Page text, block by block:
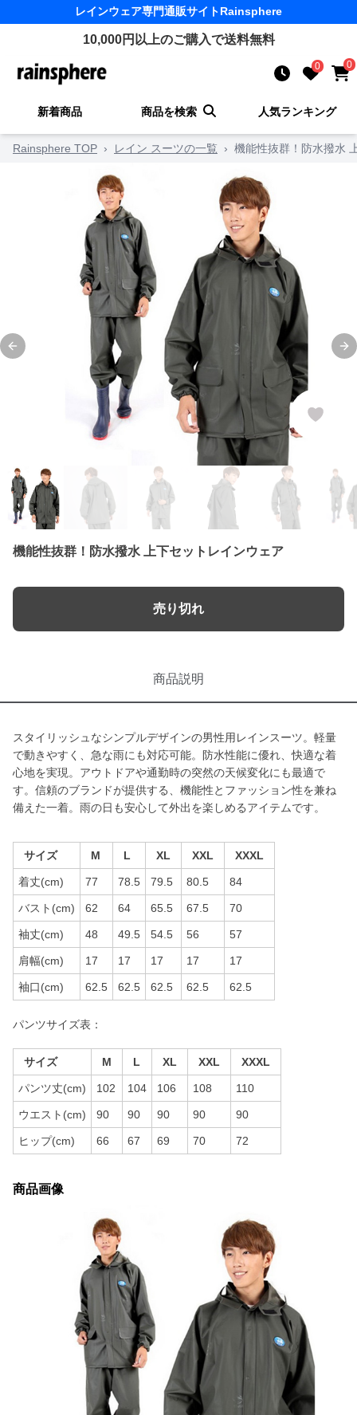
レインウェア専門通販サイトRainsphere
10,000円以上のご購入で送料無料
0 0
新着商品 商品を検索 人気ランキング
Rainsphere TOP › レイン スーツの一覧 › 機能性抜群！防水撥水
Previous slide
機能性抜群！防水撥水 上下セットレインウェア
売り切れ
商品説明
スタイリッシュなシンプルデザインの男性用レインスーツ。軽量
で動きやすく、急な雨にも対応可能。防水性能に優れ、快適な着
心地を実現。アウトドアや通勤時の突然の天候変化にも最適で
す。信頼のブランドが提供する、機能性とファッション性を兼ね
備えた一着。雨の日も安心して外出を楽しめるアイテムです。
サイズ M L XL XXL XXXL
着丈(cm) 77 78.5 79.5 80.5 84
バスト(cm) 62 64 65.5 67.5 70
袖丈(cm) 48 49.5 54.5 56 57
肩幅(cm) 17 17 17 17 17
袖口(cm) 62.5 62.5 62.5 62.5 62.5
パンツサイズ表：
サイズ M L XL XXL XXXL
パンツ丈(cm) 102 104 106 108 110
ウエスト(cm) 90 90 90 90 90
ヒップ(cm) 66 67 69 70 72
商品画像